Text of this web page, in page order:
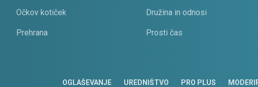
Očkov kotiček Družina in odnosi
Prehrana Prosti čas
OGLAŠEVANJE UREDNIŠTVO PRO PLUS